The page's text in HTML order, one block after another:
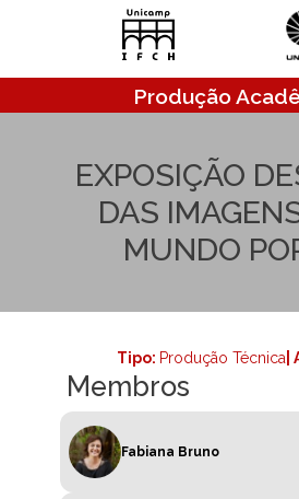
Pular para o conteúdo principal
Produção
EXPOSIÇÃO
DAS
MUNDO
Tipo: Produção Técnica
Membros
Fabiana Bruno